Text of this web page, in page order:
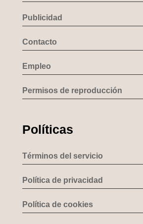
Publicidad
Contacto
Empleo
Permisos de reproducción
Políticas
Términos del servicio
Política de privacidad
Política de cookies